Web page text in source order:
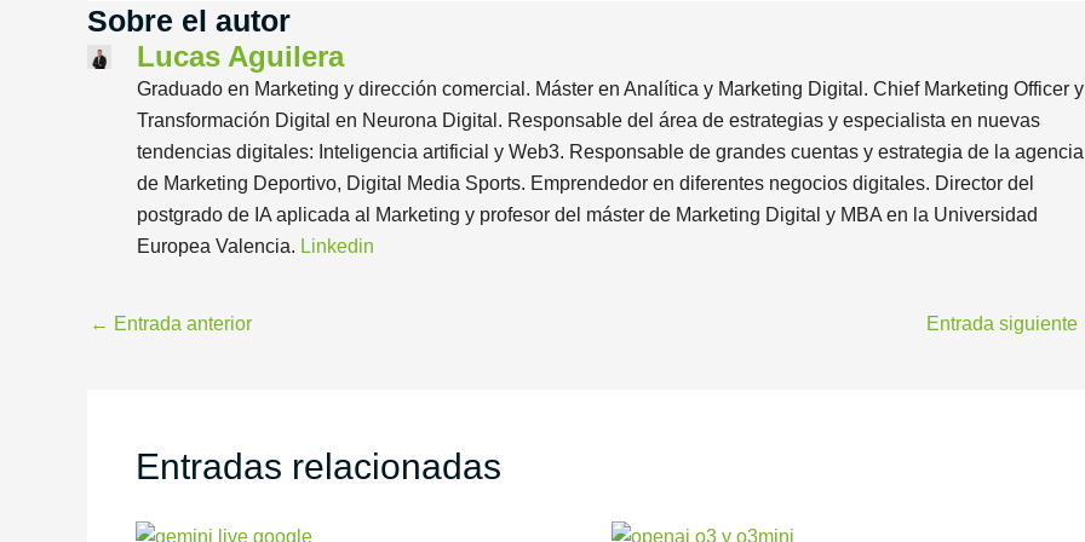
Sobre el autor
Lucas Aguilera
Graduado en Marketing y dirección comercial. Máster en Analítica y Marketing Digital. Chief Marketing Officer y
Transformación Digital en Neurona Digital. Responsable del área de estrategias y especialista en nuevas
tendencias digitales: Inteligencia artificial y Web3. Responsable de grandes cuentas y estrategia de la agencia
de Marketing Deportivo, Digital Media Sports. Emprendedor en diferentes negocios digitales. Director del
postgrado de IA aplicada al Marketing y profesor del máster de Marketing Digital y MBA en la Universidad
Europea Valencia. Linkedin
← Entrada anterior Entrada siguiente
Entradas relacionadas